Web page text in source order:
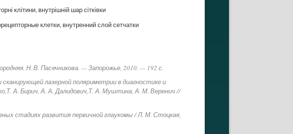
клітини, внутрішній шар сітківки
клетки, внутренний слой сетчатки
Н. В. Пасечникова. — Запорожье, 2010. — 192 с.
лазерной поляриметрии в диагностике и
А. Бирич, А. А. Далидович,Т. А. Муштина, А. М. Веренич //
стадиях развития первичной глаукомы / Л. М. Стоцкая,